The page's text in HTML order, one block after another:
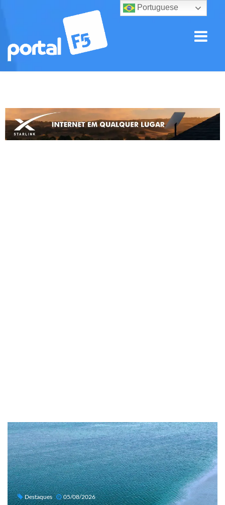
Destaques 05/08/2026
Portuguese